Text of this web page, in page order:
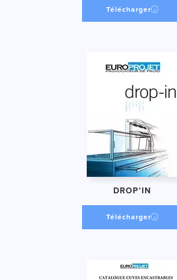
Télécharger
DROP’IN
Télécharger